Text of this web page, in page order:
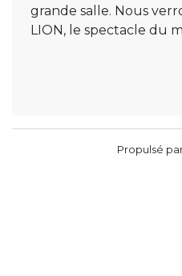
grande salle. Nous
LION, le spectacle du
Propulsé